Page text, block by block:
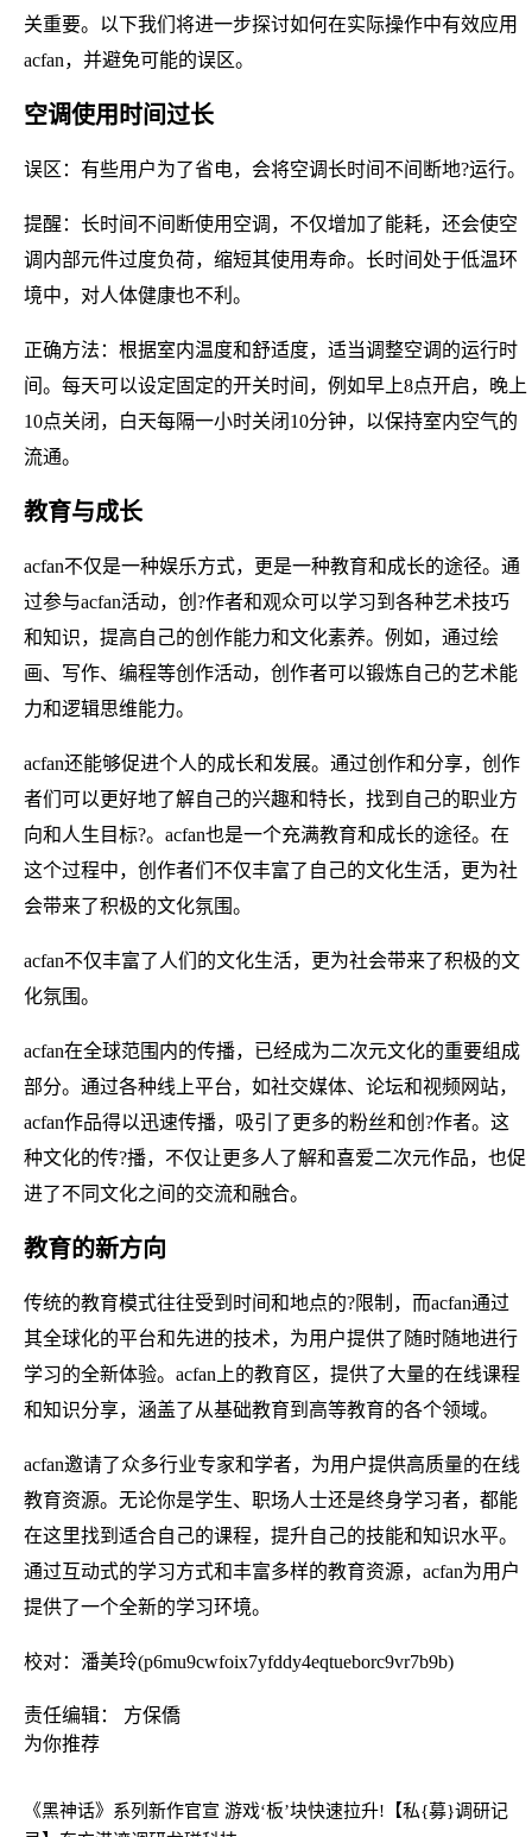
关重要。以下我们将进一步探讨如何在实际操作中有效应用
acfan，并避免可能的误区。
空调使用时间过长
误区：有些用户为了省电，会将空调长时间不间断地?运行。
提醒：长时间不间断使用空调，不仅增加了能耗，还会使空
调内部元件过度负荷，缩短其使用寿命。长时间处于低温环
境中，对人体健康也不利。
正确方法：根据室内温度和舒适度，适当调整空调的运行时
间。每天可以设定固定的开关时间，例如早上8点开启，晚上
10点关闭，白天每隔一小时关闭10分钟，以保持室内空气的
流通。
教育与成长
acfan不仅是一种娱乐方式，更是一种教育和成长的途径。通
过参与acfan活动，创?作者和观众可以学习到各种艺术技巧
和知识，提高自己的创作能力和文化素养。例如，通过绘
画、写作、编程等创作活动，创作者可以锻炼自己的艺术能
力和逻辑思维能力。
acfan还能够促进个人的成长和发展。通过创作和分享，创作
者们可以更好地了解自己的兴趣和特长，找到自己的职业方
向和人生目标?。acfan也是一个充满教育和成长的途径。在
这个过程中，创作者们不仅丰富了自己的文化生活，更为社
会带来了积极的文化氛围。
acfan不仅丰富了人们的文化生活，更为社会带来了积极的文
化氛围。
acfan在全球范围内的传播，已经成为二次元文化的重要组成
部分。通过各种线上平台，如社交媒体、论坛和视频网站，
acfan作品得以迅速传播，吸引了更多的粉丝和创?作者。这
种文化的传?播，不仅让更多人了解和喜爱二次元作品，也促
进了不同文化之间的交流和融合。
教育的新方向
传统的教育模式往往受到时间和地点的?限制，而acfan通过
其全球化的平台和先进的技术，为用户提供了随时随地进行
学习的全新体验。acfan上的教育区，提供了大量的在线课程
和知识分享，涵盖了从基础教育到高等教育的各个领域。
acfan邀请了众多行业专家和学者，为用户提供高质量的在线
教育资源。无论你是学生、职场人士还是终身学习者，都能
在这里找到适合自己的课程，提升自己的技能和知识水平。
通过互动式的学习方式和丰富多样的教育资源，acfan为用户
提供了一个全新的学习环境。
校对：潘美玲(p6mu9cwfoix7yfddy4eqtueborc9vr7b9b)
责任编辑： 方保僑
为你推荐
《黑神话》系列新作官宣 游戏‘板’块快速拉升! 【私{募}调研记